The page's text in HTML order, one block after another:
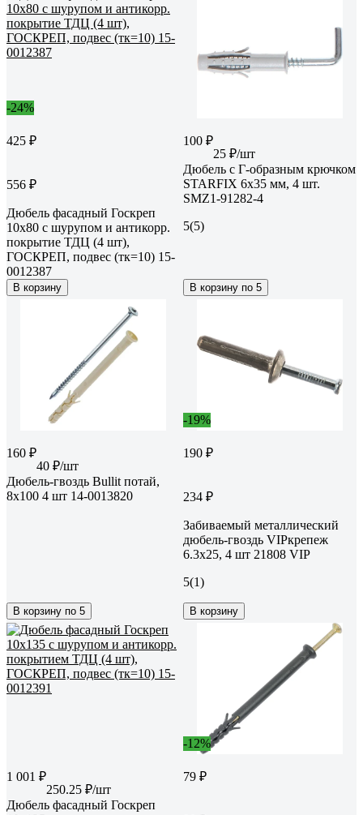
-24%
425 ₽
556 ₽
Дюбель фасадный Госкреп
10х80 с шурупом и антикорр.
покрытие ТДЦ (4 шт),
ГОСКРЕП, подвес (тк=10) 15-
0012387
В корзину
100 ₽
25 ₽/шт
Дюбель с Г-образным крючком
STARFIX 6x35 мм, 4 шт.
SMZ1-91282-4
5(5)
В корзину по 5
160 ₽
40 ₽/шт
Дюбель-гвоздь Bullit потай,
8x100 4 шт 14-0013820
В корзину по 5
-19%
190 ₽
234 ₽
Забиваемый металлический
дюбель-гвоздь VIPкрепеж
6.3х25, 4 шт 21808 VIP
5(1)
В корзину
1 001 ₽
250.25 ₽/шт
Дюбель фасадный Госкреп
-12%
79 ₽